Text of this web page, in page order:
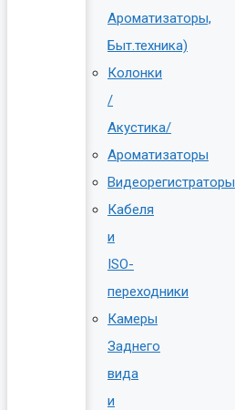
Ароматизаторы,
Быт.техника)
Колонки
/
Акустика/
Ароматизаторы
Видеорегистраторы
Кабеля
и
ISO-
переходники
Камеры
Заднего
вида
и